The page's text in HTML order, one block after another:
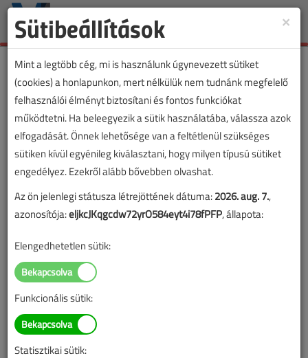
Toggle
Torzító harmonikusok a
hálózaton
×
Sütibeállítások
Mint a legtöbb cég, mi is használunk úgynevezett sütiket
(cookies) a honlapunkon, mert nélkülük nem tudnánk megfelelő
felhasználói élményt biztosítani és fontos funkciókat
működtetni. Ha beleegyezik a sütik használatába, válassza azok
elfogadását. Önnek lehetősége van a feltétlenül szükséges
sütiken kívül egyénileg kiválasztani, hogy milyen típusú sütiket
engedélyez. Ezekről alább bővebben olvashat.
Az ön jelenlegi státusza létrejöttének dátuma:2026. aug. 7.,
azonosítója:eljkcJKqgcdw72yrO584eyt4i78fPFP, állapota:
Elengedhetetlen sütik:
Funkcionális sütik:
Statisztikai sütik: